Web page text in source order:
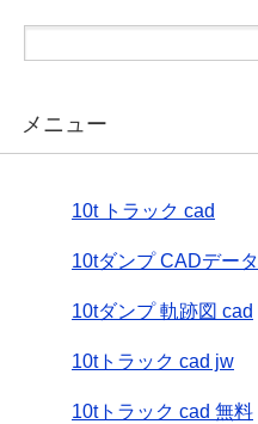
メニュー
10t トラック cad
10tダンプ CADデータ
10tダンプ 軌跡図 cad
10tトラック cad jw
10tトラック cad 無料